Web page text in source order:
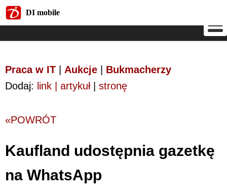
DI mobile
Praca w IT Aukcje
Bukmacherzy
Dodaj: link | artykuł| stronę
«POWRÓT
Kaufland udostępnia gazetkę
na WhatsApp
DI mobile